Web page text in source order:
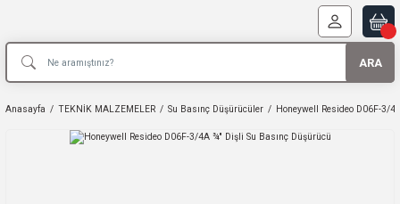
ARA
Anasayfa TEKNİK MALZEMELER Su Basınç Düşürücüler Honeywell Resideo D06F-3/